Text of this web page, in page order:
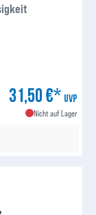
31,50 €* UVP
Nicht auf Lager